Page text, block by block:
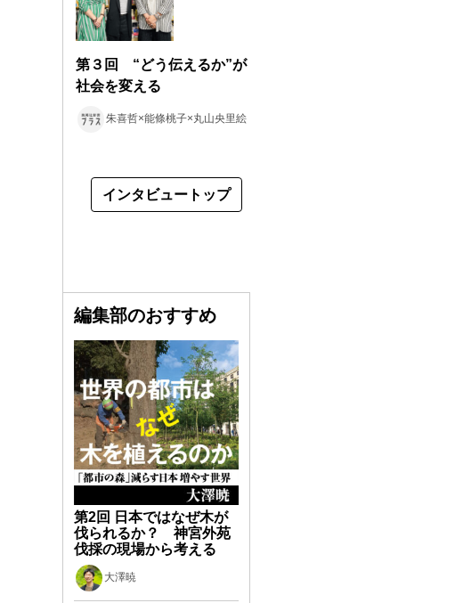
第３回 “どう伝えるか”が
社会を変える
朱喜哲×能條桃子×丸山央里絵
インタビュートップ
編集部のおすすめ
第2回 日本ではなぜ木が
伐られるか？ 神宮外苑
伐採の現場から考える
大澤暁